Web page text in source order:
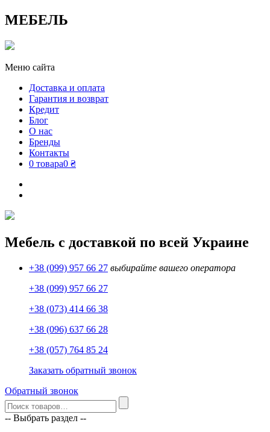
МЕБЕЛЬ
Меню сайта
Доставка и оплата
Гарантия и возврат
Кредит
Блог
О нас
Бренды
Контакты
0 товара0 ₴
Мебель с доставкой по всей Украине
+38 (099) 957 66 27 выбирайте вашего оператора
+38 (099) 957 66 27
+38 (073) 414 66 38
+38 (096) 637 66 28
+38 (057) 764 85 24
Заказать обратный звонок
Обратный звонок
-- Выбрать раздел --